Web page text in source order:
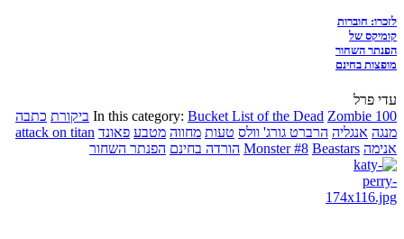
לזכרו: חוברות
קומיקס של
הפנתר השחור
מופצות בחינם
עדי פרל
In this category: Bucket List of the Dead Zombie 100 ביקורת כתבה
מנגה אנגליה הרברט גורג' וולס טעות מחווה מטבע פאונד attack on titan
אנימה
Monster #8 Beastars הורדה בחינם הפנתר השחור